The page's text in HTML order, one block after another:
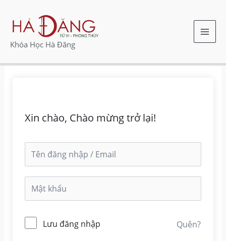
dung
Khóa Học Hà Đăng
Xin chào, Chào mừng trở lại!
Lưu đăng nhập Quên?